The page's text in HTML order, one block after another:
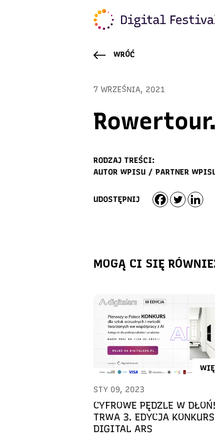
WRÓĆ
7 WRZEŚNIA, 2021
RODZAJ TREŚCI:
AUTOR WPISU / PARTNER
UDOSTĘPNIJ
MOGĄ CI SIĘ
STY 09, 2023
CYFROWE PĘDZLE W DŁOŃ!
TRWA 3. EDYCJA
DIGITAL ARS